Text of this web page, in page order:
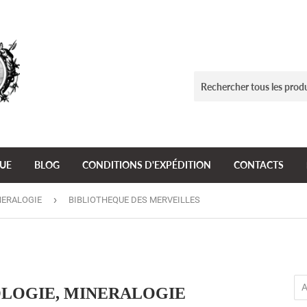
BLOG CONDITIONS D'EXPÉDITION CONTACTS
› BIBLIOTHEQUE DES MERVEILLES
MINERALOGIE